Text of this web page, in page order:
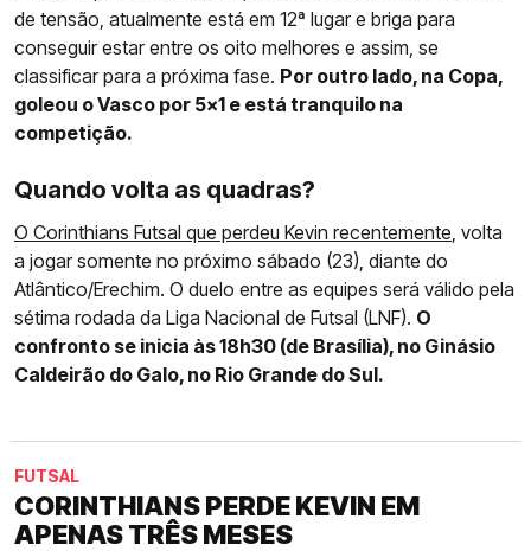
de tensão, atualmente está em 12ª lugar e briga para
conseguir estar entre os oito melhores e assim, se
classificar para a próxima fase. Por outro lado, na Copa,
goleou o Vasco por 5x1 e está tranquilo na
competição.
Quando volta as quadras?
O Corinthians Futsal que perdeu Kevin recentemente , volta
a jogar somente no próximo sábado (23), diante do
Atlântico/Erechim. O duelo entre as equipes será válido pela
sétima rodada da Liga Nacional de Futsal (LNF). O
confronto se inicia às 18h30 (de Brasília), no Ginásio
Caldeirão do Galo, no Rio Grande do Sul.
FUTSAL
CORINTHIANS PERDE KEVIN EM
APENAS TRÊS MESES